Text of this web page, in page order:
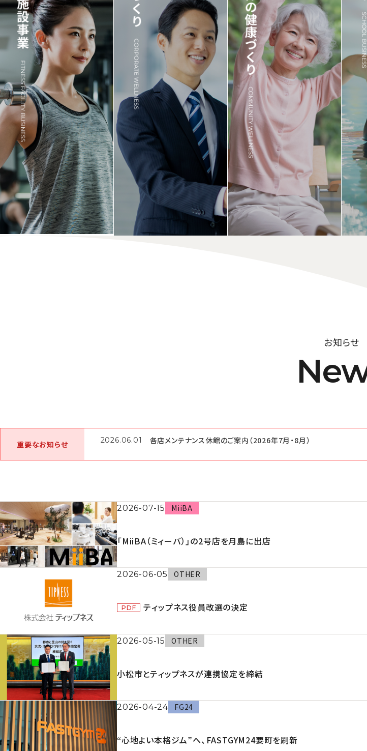
お知らせ
重要なお知らせ 2026.06.01 各店メンテナンス休館のご案内（2026年7月・8月）
2026-07-15 MiiBA
「MiiBA（ミィーバ）」の2号店を月島に出店
2026-06-05 OTHER
ティップネス役員改選の決定
2026-05-15 OTHER
小松市とティップネスが連携協定を締結
2026-04-24 FG24
“心地よい本格ジム”へ、FASTGYM24要町を刷新